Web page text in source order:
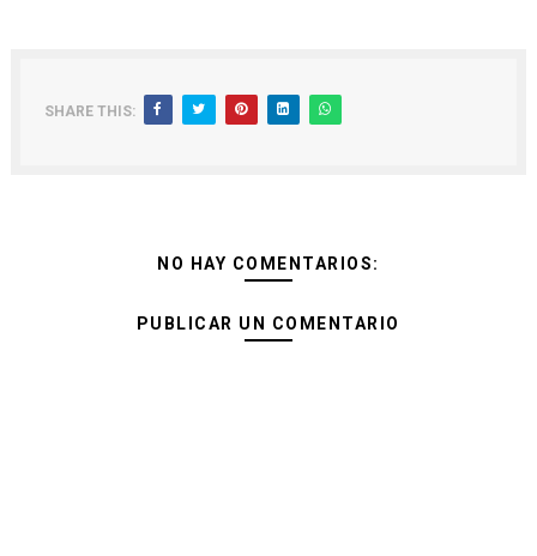
SHARE THIS:
NO HAY COMENTARIOS:
PUBLICAR UN COMENTARIO